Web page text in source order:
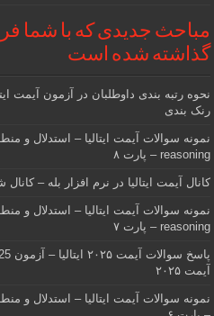
مباحث جدیدی که با شما
گذاشته شده است
رنک بندی
reasoning – پارت ۸
کانال آیمت ایتالیا در نرم افزار بله –
reasoning – پارت ۷
آیمت ۲۰۲۵